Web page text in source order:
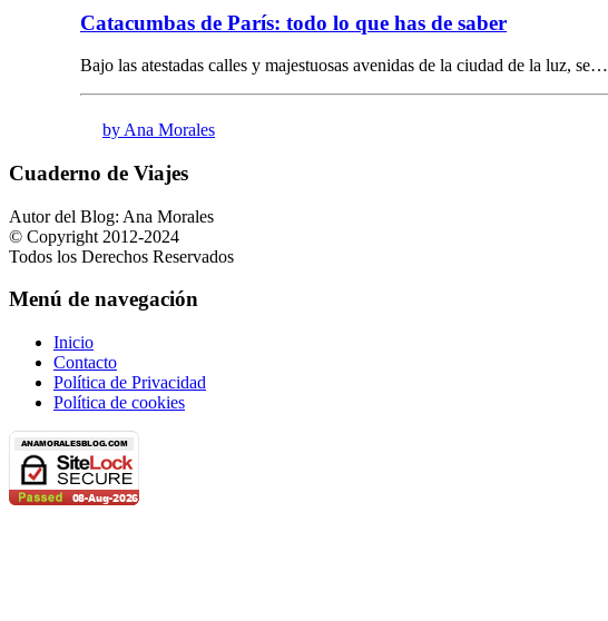
Catacumbas de París: todo lo que has de saber
Bajo las atestadas calles y majestuosas avenidas de la ciudad de la luz, se…
by Ana Morales
Cuaderno de Viajes
Autor del Blog: Ana Morales
© Copyright 2012-2024
Todos los Derechos Reservados
Menú de navegación
Inicio
Contacto
Política de Privacidad
Política de cookies